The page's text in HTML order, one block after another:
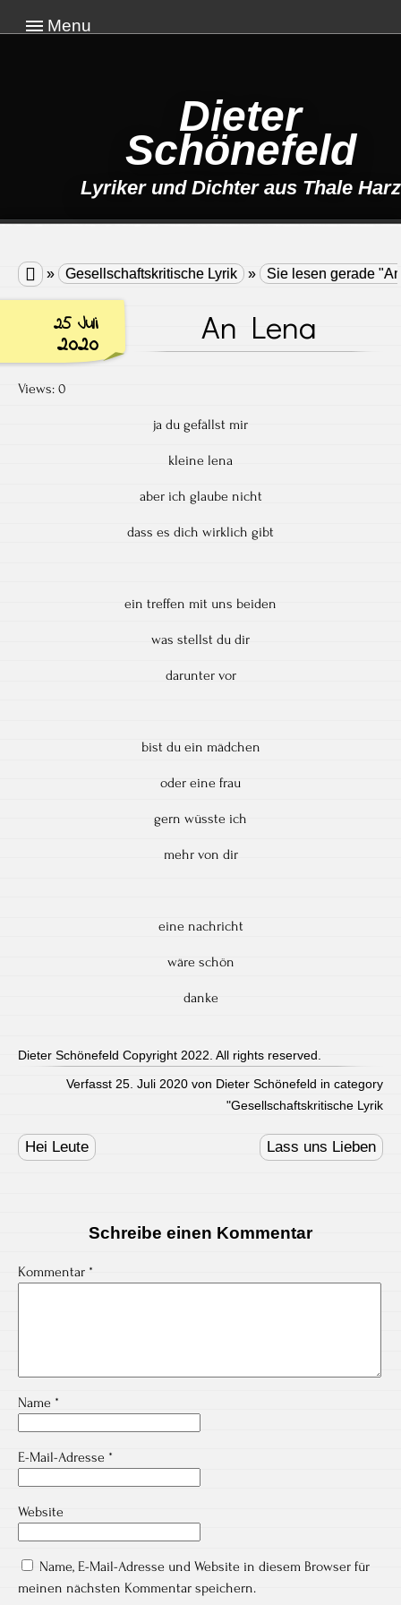
Menu
Dieter
Schönefeld
Lyriker und Dichter aus Thale Harz
 » Gesellschaftskritische Lyrik » Sie lesen gerade
25 Juli
2020 An Lena
Views: 0
ja du gefällst mir
kleine lena
aber ich glaube nicht
dass es dich wirklich gibt
ein treffen mit uns beiden
was stellst du dir
darunter vor
bist du ein mädchen
oder eine frau
gern wüsste ich
mehr von dir
eine nachricht
wäre schön
danke
Dieter Schönefeld Copyright 2022. All rights reserved.
Verfasst 25. Juli 2020 von Dieter Schönefeld in category
"Gesellschaftskritische Lyrik
navigation
Hei Leute Lass uns Lieben
Schreibe einen Kommentar
Kommentar *
Name *
E-Mail-Adresse *
Website
Name, E-Mail-Adresse und Website in diesem Browser für
meinen nächsten Kommentar speichern.